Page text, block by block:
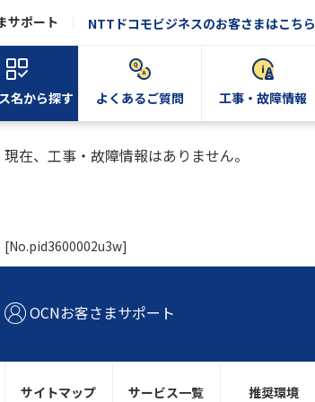
サポート NTTドコモビジネスのお客さまはこちら
名から探す よくあるご質問 工事・故障情報
現在、工事・故障情報はありません。
[No.pid3600002u3w]
OCNお客さまサポート
サイトマップ サービス一覧 推奨環境